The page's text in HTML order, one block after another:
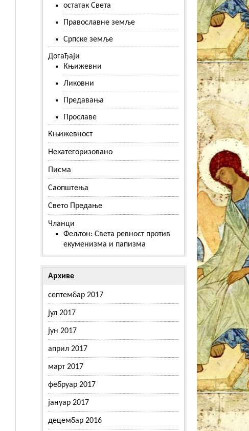
остатак Света
Православне земље
Српске земље
Догађаји
Књижевни
Ликовни
Предавања
Прославе
Књижевност
Некатегоризовано
Писма
Саопштења
Свето Предање
Чланци
Фељтон: Света ревност против
екуменизма и папизма
Архиве
септембар 2017
јул 2017
јун 2017
април 2017
март 2017
фебруар 2017
јануар 2017
децембар 2016